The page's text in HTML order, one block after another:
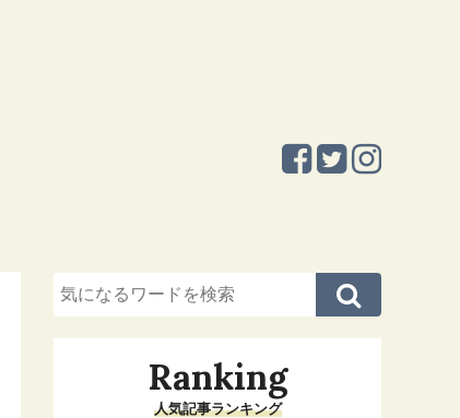
Ranking
人気記事ランキング